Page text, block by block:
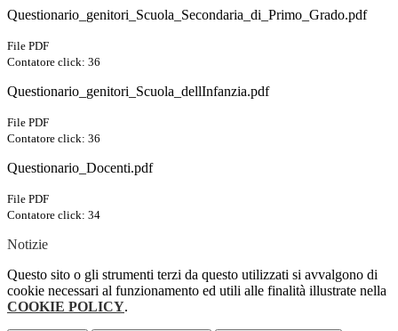
Questionario_genitori_Scuola_Secondaria_di_Primo_Grado.pdf
File PDF
Contatore click: 36
Questionario_genitori_Scuola_dellInfanzia.pdf
File PDF
Contatore click: 36
Questionario_Docenti.pdf
File PDF
Contatore click: 34
Notizie
Questo sito o gli strumenti terzi da questo utilizzati si avvalgono di
cookie necessari al funzionamento ed utili alle finalità illustrate nella
COOKIE POLICY.